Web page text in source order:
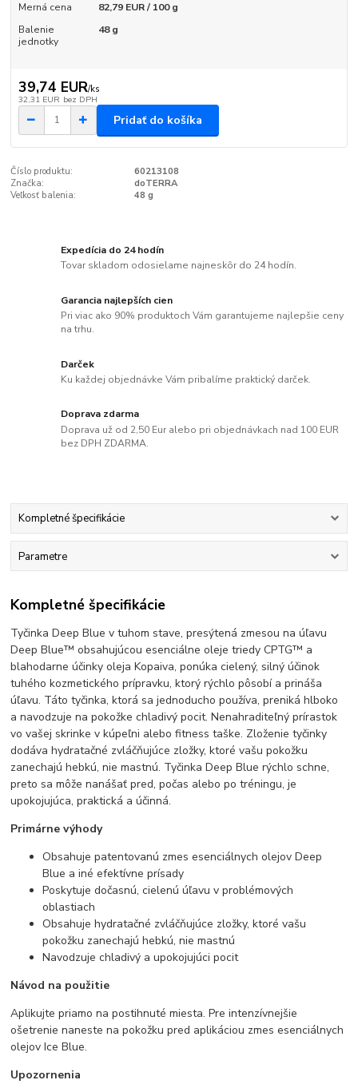
Merná cena
82,79 EUR / 100 g
Balenie
jednotky
48 g
39,74 EUR/ks
32,31 EUR bez DPH
Pridať do košíka
Číslo produktu:
60213108
Značka:
doTERRA
Veľkosť balenia:
48 g
Expedícia do 24 hodín
Tovar skladom odosielame najneskôr do 24 hodín.
Garancia najlepších cien
Pri viac ako 90% produktoch Vám garantujeme najlepšie ceny
na trhu.
Darček
Ku každej objednávke Vám pribalíme praktický darček.
Doprava zdarma
Doprava už od 2,50 Eur alebo pri objednávkach nad 100 EUR
bez DPH ZDARMA.
Kompletné špecifikácie
Parametre
Kompletné špecifikácie
Tyčinka Deep Blue v tuhom stave, presýtená zmesou na úľavu
Deep Blue™ obsahujúcou esenciálne oleje triedy CPTG™ a
blahodarne účinky oleja Kopaiva, ponúka cielený, silný účinok
tuhého kozmetického prípravku, ktorý rýchlo pôsobí a prináša
úľavu. Táto tyčinka, ktorá sa jednoducho používa, preniká hlboko
a navodzuje na pokožke chladivý pocit. Nenahraditeľný prírastok
vo vašej skrinke v kúpeľni alebo fitness taške. Zloženie tyčinky
dodáva hydratačné zvláčňujúce zložky, ktoré vašu pokožku
zanechajú hebkú, nie mastnú. Tyčinka Deep Blue rýchlo schne,
preto sa môže nanášať pred, počas alebo po tréningu, je
upokojujúca, praktická a účinná.
Primárne výhody
Obsahuje patentovanú zmes esenciálnych olejov Deep
Blue a iné efektívne prísady
Poskytuje dočasnú, cielenú úľavu v problémových
oblastiach
Obsahuje hydratačné zvláčňujúce zložky, ktoré vašu
pokožku zanechajú hebkú, nie mastnú
Navodzuje chladivý a upokojujúci pocit
Návod na použitie
Aplikujte priamo na postihnuté miesta. Pre intenzívnejšie
ošetrenie naneste na pokožku pred aplikáciou zmes esenciálnych
olejov Ice Blue.
Upozornenia